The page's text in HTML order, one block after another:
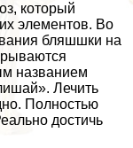
который
элементов. Во
бляшшки на
названием
Лечить
Полностью
достичь